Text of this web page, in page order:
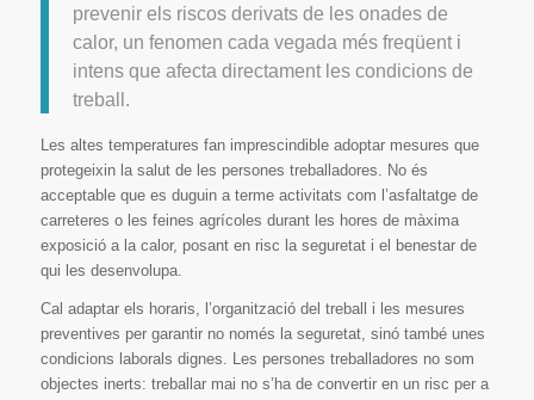
prevenir els riscos derivats de les onades de
calor, un fenomen cada vegada més freqüent i
intens que afecta directament les condicions de
treball.
Les altes temperatures fan imprescindible adoptar mesures que
protegeixin la salut de les persones treballadores. No és
acceptable que es duguin a terme activitats com l’asfaltatge de
carreteres o les feines agrícoles durant les hores de màxima
exposició a la calor, posant en risc la seguretat i el benestar de
qui les desenvolupa.
Cal adaptar els horaris, l’organització del treball i les mesures
preventives per garantir no només la seguretat, sinó també unes
condicions laborals dignes. Les persones treballadores no som
objectes inerts: treballar mai no s’ha de convertir en un risc per a